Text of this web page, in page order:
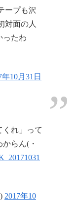
ープも沢
対面の人
ったわ
年10月31日
くれ」って
らん(・
2017年10